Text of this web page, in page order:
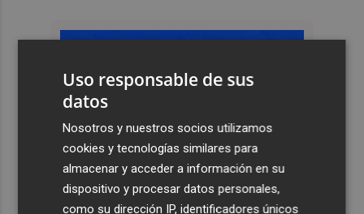
Uso responsable de sus
datos
Nosotros y nuestros socios utilizamos
cookies y tecnologías similares para
almacenar y acceder a información en su
dispositivo y procesar datos personales,
como su dirección IP, identificadores únicos